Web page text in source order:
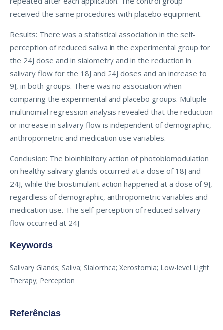
received the same procedures with placebo equipment.
Results: There was a statistical association in the self-
perception of reduced saliva in the experimental group for
the 24J dose and in sialometry and in the reduction in
salivary flow for the 18J and 24J doses and an increase to
9J, in both groups. There was no association when
comparing the experimental and placebo groups. Multiple
multinomial regression analysis revealed that the reduction
or increase in salivary flow is independent of demographic,
anthropometric and medication use variables.
Conclusion: The bioinhibitory action of photobiomodulation
on healthy salivary glands occurred at a dose of 18J and
24J, while the biostimulant action happened at a dose of 9J,
regardless of demographic, anthropometric variables and
medication use. The self-perception of reduced salivary
flow occurred at 24J
Keywords
Salivary Glands; Saliva; Sialorrhea; Xerostomia; Low-level Light
Therapy; Perception
Referências